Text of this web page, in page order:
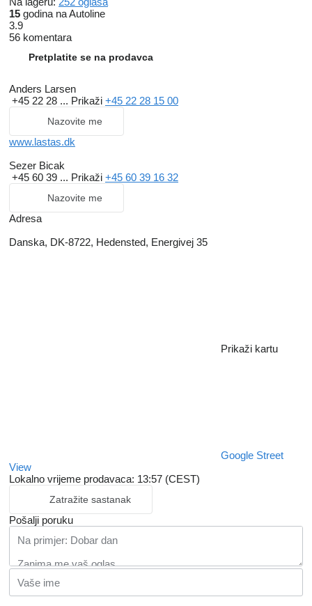
15 godina na Autoline
3.9
56 komentara
Pretplatite se na prodavca
Anders Larsen
+45 22 28 ... Prikaži +45 22 28 15 00
Nazovite me
www.lastas.dk
Sezer Bicak
+45 60 39 ... Prikaži +45 60 39 16 32
Nazovite me
Adresa
Danska, DK-8722, Hedensted, Energivej 35
Prikaži kartu
Google Street
View
Lokalno vrijeme prodavaca: 13:57 (CEST)
Zatražite sastanak
Pošalji poruku